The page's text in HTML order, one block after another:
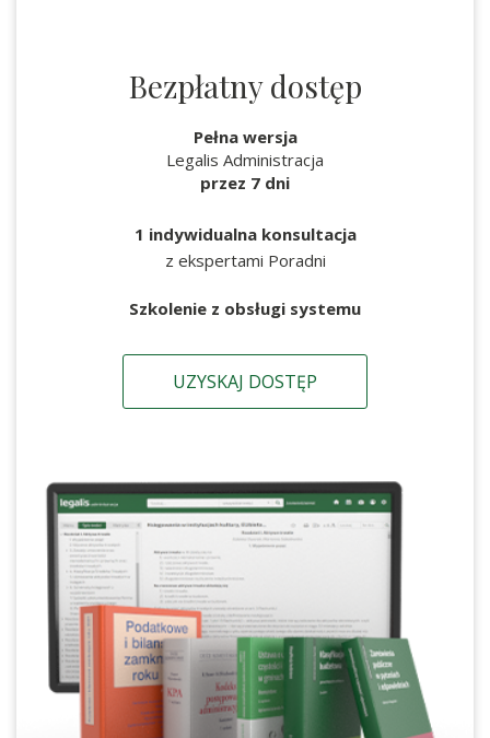
Bezpłatny dostęp
Pełna wersja
Legalis Administracja
przez 7 dni
1 indywidualna konsultacja
z ekspertami Poradni
Szkolenie z obsługi systemu
UZYSKAJ DOSTĘP